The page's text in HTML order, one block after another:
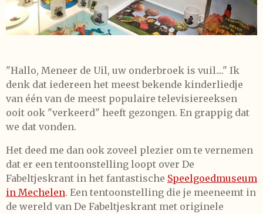
"Hallo, Meneer de Uil, uw onderbroek is vuil...." Ik
denk dat iedereen het meest bekende kinderliedje
van één van de meest populaire televisiereeksen
ooit ook "verkeerd" heeft gezongen. En grappig dat
we dat vonden.
Het deed me dan ook zoveel plezier om te vernemen
dat er een tentoonstelling loopt over De
Fabeltjeskrant in het fantastische Speelgoedmuseum
in Mechelen. Een tentoonstelling die je meeneemt in
de wereld van De Fabeltjeskrant met originele